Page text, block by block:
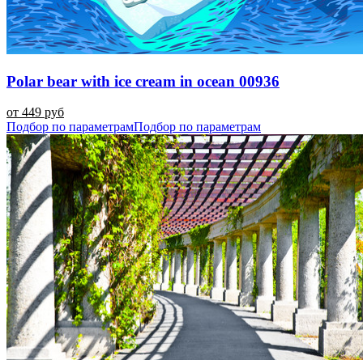
Polar bear with ice cream in ocean 00936
от 449 руб
Подбор по параметрамПодбор по параметрам